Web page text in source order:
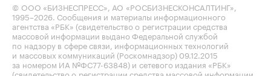
© ООО «БИЗНЕСПРЕСС», АО «РОСБИЗНЕСКОНСАЛТИНГ»,
1995–2026. Сообщения и материалы информационного
агентства «РБК» (свидетельство о регистрации средства
массовой информации выдано Федеральной службой
по надзору в сфере связи, информационных технологий
и массовых коммуникаций (Роскомнадзор) 09.12.2015
за номером ИА №ФС77-63848) и сетевого издания «РБК»